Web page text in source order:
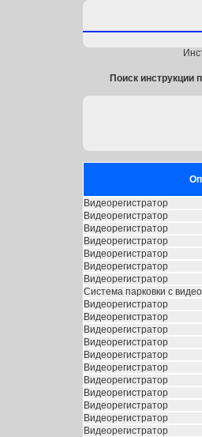
Поиск инструкции
Видеорегистратор
Видеорегистратор
Видеорегистратор
Видеорегистратор
Видеорегистратор
Видеорегистратор
Видеорегистратор
Система парковки с
Видеорегистратор
Видеорегистратор
Видеорегистратор
Видеорегистратор
Видеорегистратор
Видеорегистратор
Видеорегистратор
Видеорегистратор
Видеорегистратор
Видеорегистратор
Видеорегистратор